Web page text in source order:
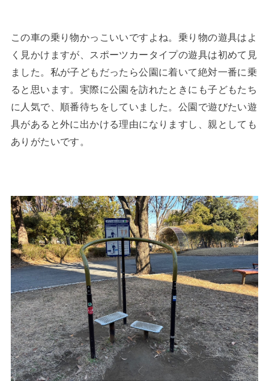
この車の乗り物かっこいいですよね。乗り物の遊具はよ
く見かけますが、スポーツカータイプの遊具は初めて見
ました。私が子どもだったら公園に着いて絶対一番に乗
ると思います。実際に公園を訪れたときにも子どもたち
に人気で、順番待ちをしていました。公園で遊びたい遊
具があると外に出かける理由になりますし、親としても
ありがたいです。